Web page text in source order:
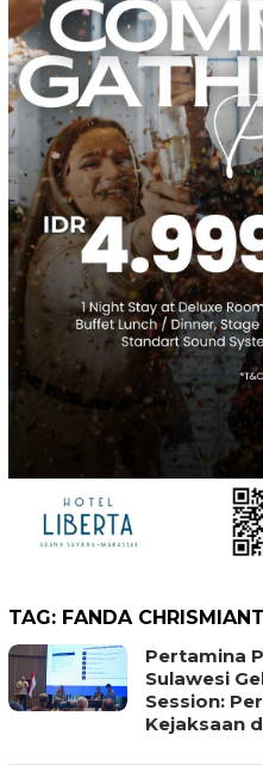
TAG: FANDA
Pertamina
Sulawesi
Session:
Kejaksaan